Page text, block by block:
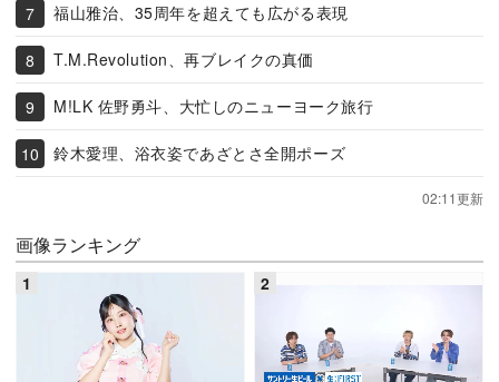
福山雅治、35周年を超えても広がる表現
T.M.Revolution、再ブレイクの真価
M!LK 佐野勇斗、大忙しのニューヨーク旅行
鈴木愛理、浴衣姿であざとさ全開ポーズ
02:11更新
画像ランキング